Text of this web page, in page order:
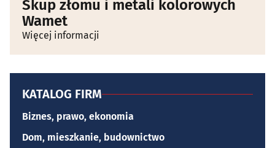
Skup złomu i metali kolorowych
Wamet
Więcej informacji
KATALOG FIRM
Biznes, prawo, ekonomia
Dom, mieszkanie, budownictwo